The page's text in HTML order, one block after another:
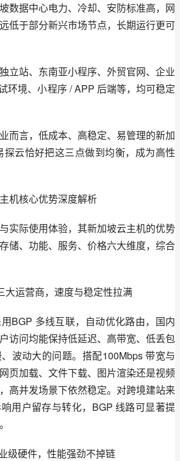
数据中心电力、冷却、安防标准高，网
低于部分新兴市场节点，长期运行更可
立站、东南亚小程序、外贸官网、企业
环境、小程序 / APP 后端等，均可稳定
而言，低成本、高稳定、易管理的新加
云恰好把这三点做到均衡，成为高性
机核心优势深度解析
实际使用体验，其新加坡云主机的优势
储、功能、服务、价格六大维度，综合
大运营商，速度与稳定性拉满
BGP 多线互联，自动优化路由，国内
访问均能保持低延迟、高带宽、低丢包
波动大的问题。搭配100Mbps 带宽与
页加载、文件下载、图片渲染还是视频
高并发场景下依然稳定。对跨境建站来
用户留存与转化，BGP 线路可显著提
级硬件，性能强劲不掉链